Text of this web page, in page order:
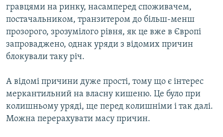
гравцями на ринку, насамперед споживачем,
постачальником, транзитером до більш-менш
прозорого, зрозумілого рівня, як це вже в Європі
запроваджено, однак уряди з відомих причин
блокували таку річ.
А відомі причини дуже прості, тому що є інтерес
меркантильний на власну кишеню. Це було при
колишньому уряді, ще перед колишніми і так далі.
Можна перерахувати масу причин.